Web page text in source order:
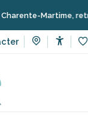
Martime,
de Ré